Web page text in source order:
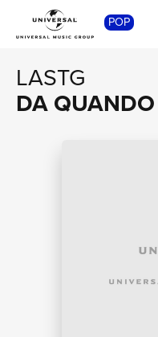
POP
LASTG
DA QUANDO